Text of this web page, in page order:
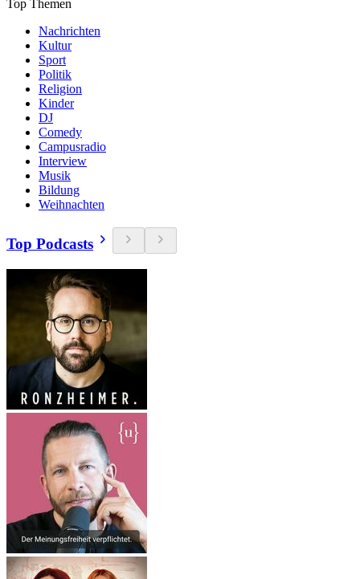
Top Themen
Nachrichten
Kultur
Sport
Politik
Religion
Kinder
DJ
Comedy
Campusradio
Interview
Musik
Bildung
Weihnachten
Top Podcasts